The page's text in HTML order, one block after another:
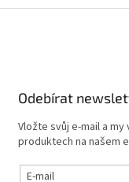
Odebírat
Vložte svůj e-mail a
produktech na našem
E-mail